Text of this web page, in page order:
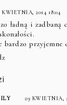
KWIETNIA, 2014 18:04
ładną i zadbaną
bardzo przyjemne
29 KWIETNIA,